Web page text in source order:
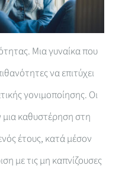
Μια γυναίκα που
να επιτύχει
γονιμοποίησης. Οι
μια καθυστέρηση στη
έτους, κατά μέσον
με τις μη καπνίζουσες